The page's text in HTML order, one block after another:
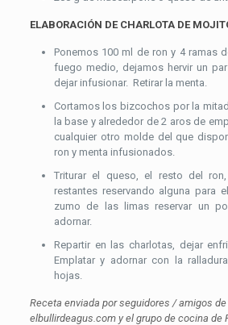
ELABORACIÓN DE CHARLOTA DE
Ponemos 100 ml de ron y 4 ramas
fuego medio, dejamos hervir un
dejar infusionar. Retirar la menta.
Cortamos los bizcochos por la
la base y alrededor de 2 aros de
cualquier otro molde del que
ron y menta infusionados.
Triturar el queso, el resto del
restantes reservando alguna para
zumo de las limas reservar un
adornar.
Repartir en las charlotas, dejar
Emplatar y adornar con la
hojas.
Receta enviada por seguidores / amigos de
elbullirdeagus.com y el grupo de cocina de